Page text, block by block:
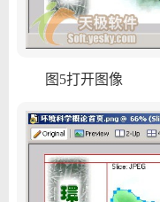
图5打开图像